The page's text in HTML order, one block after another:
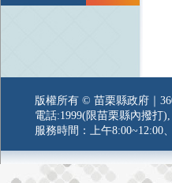
版權所有 © 苗栗縣政府｜
電話:1999(限苗栗縣內撥打
服務時間：上午8:00~12:00